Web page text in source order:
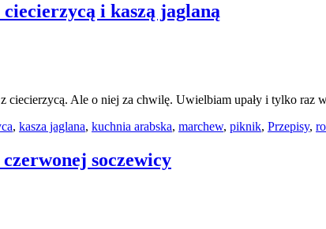
i kaszą jaglaną
z ciecierzycą. Ale o niej za chwilę. Uwielbiam upały i tylko
, kasza jaglana, kuchnia arabska, marchew, piknik, Przepisy,
soczewicy